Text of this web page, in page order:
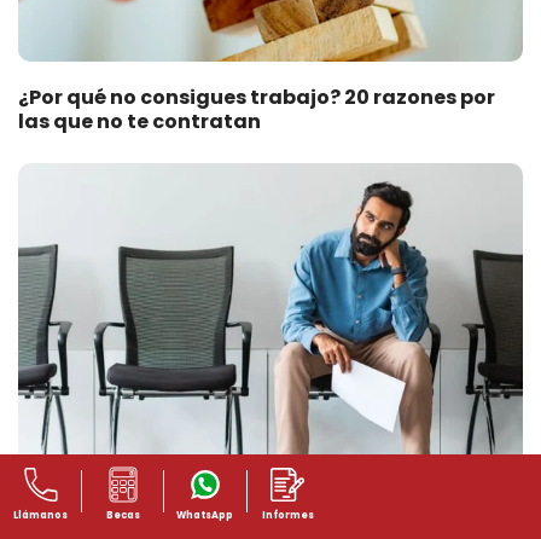
¿Por qué no consigues trabajo? 20 razones por
las que no te contratan
Llámanos Becas WhatsApp Informes